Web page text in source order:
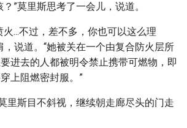
”莫里斯思考了一会儿，说道。
火...不过，差不多，你也可以这么理
，说道。“她被关在一个由复合防火层所
进去的人都被明令禁止携带可燃物，即
上阻燃密封服。”
里斯目不斜视，继续朝走廊尽头的门走